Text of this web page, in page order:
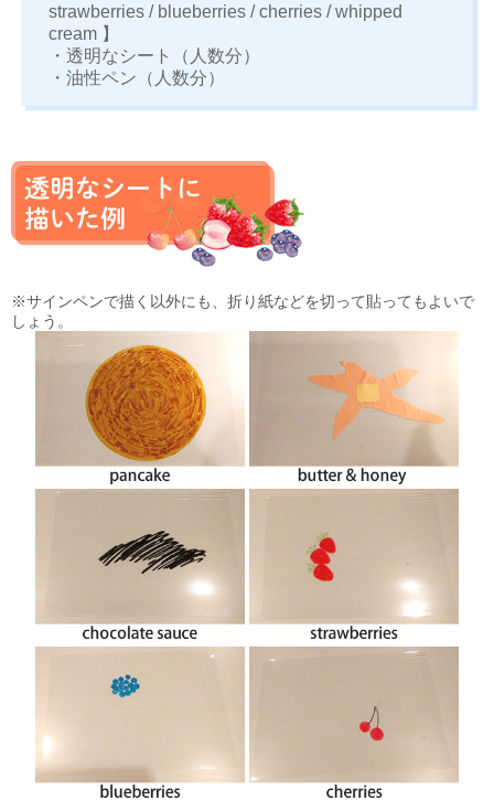
strawberries / blueberries / cherries / whipped
cream 】
・透明なシート（人数分）
・油性ペン（人数分）
※サインペンで描く以外にも、折り紙などを切って貼ってもよいで
しょう。